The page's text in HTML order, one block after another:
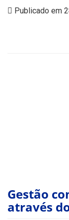
Publicado em
Gestão
através